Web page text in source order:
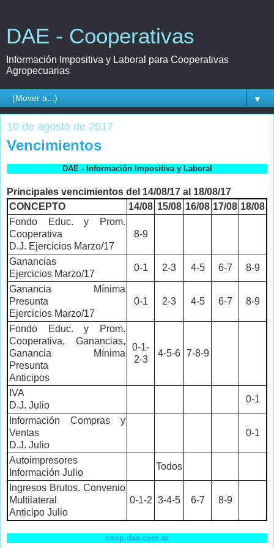
DAE - Cooperativas
Información Impositiva y Laboral para Cooperativas
Agropecuarias
▼
10 de agosto de 2017
Vencimientos
DAE - Información Impositiva y Laboral
Principales vencimientos del 14/08/17 al 18/08/17
CONCEPTO
14/08 15/08 16/08 17/08 18/08
Fondo Educ. y Prom.
Cooperativa
D.J. Ejercicios Marzo/17
8-9
Ganancias
Ejercicios Marzo/17
0-1 2-3 4-5 6-7 8-9
Ganancia Mínima
Presunta
Ejercicios Marzo/17
0-1 2-3 4-5 6-7 8-9
Fondo Educ. y Prom.
Cooperativa, Ganancias,
Ganancia Mínima
Presunta
Anticipos
0-1-
2-3
4-5-6 7-8-9
IVA
D.J. Julio
0-1
Información Compras y
Ventas
D.J. Julio
0-1
Autoimpresores
Información Julio
Todos
Ingresos Brutos. Convenio
Multilateral
Anticipo Julio
0-1-2 3-4-5 6-7 8-9
coop.dae.com.ar